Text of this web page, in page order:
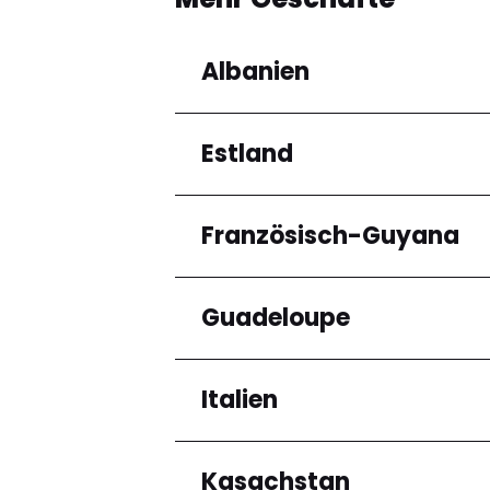
Albanien
Regionen
Qarku i Tiranës
Estland
Regionen
Harju maakond
Französisch-Guyana
Regionen
Arrondissement de
Guadeloupe
Regionen
Grande-Terre
Italien
Regionen
Kasachstan